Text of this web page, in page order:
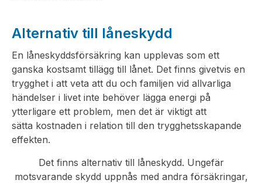
Alternativ till låneskydd
En låneskyddsförsäkring kan upplevas som ett
ganska kostsamt tillägg till lånet. Det finns givetvis en
trygghet i att veta att du och familjen vid allvarliga
händelser i livet inte behöver lägga energi på
ytterligare ett problem, men det är viktigt att
sätta kostnaden i relation till den trygghetsskapande
effekten.
Det finns alternativ till låneskydd. Ungefär
motsvarande skydd uppnås med andra försäkringar,